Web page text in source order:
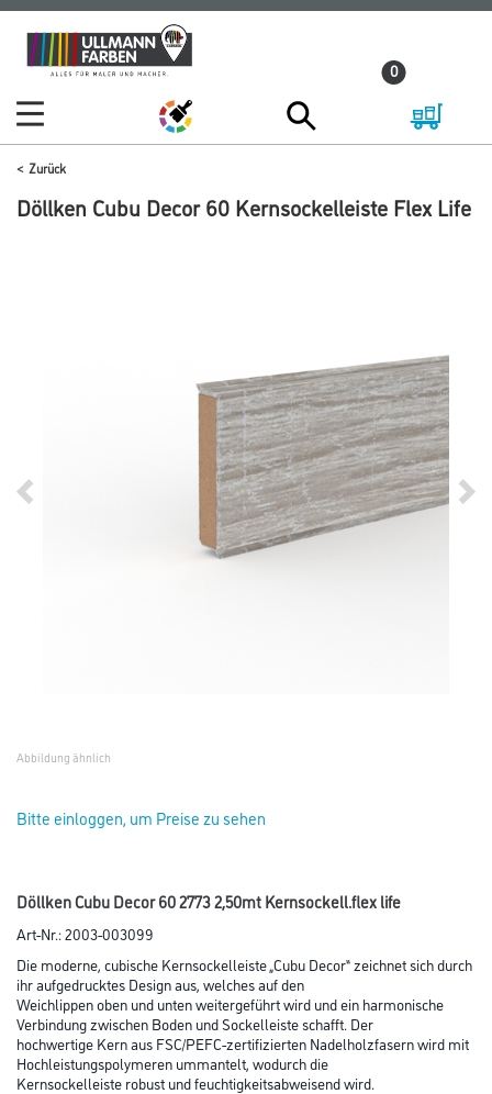
Zum
Inhalt
Zum
Navigationsmenü
0
Zurück
Döllken Cubu Decor 60 Kernsockelleiste Flex Life
Abbildung ähnlich
Bitte einloggen, um Preise zu sehen
Döllken Cubu Decor 60 2773 2,50mt Kernsockell.flex life
Art-Nr.:2003-003099
Die moderne, cubische Kernsockelleiste „Cubu Decor“ zeichnet sich durch
ihr aufgedrucktes Design aus, welches auf den
Weichlippen oben und unten weitergeführt wird und ein harmonische
Verbindung zwischen Boden und Sockelleiste schafft. Der
hochwertige Kern aus FSC/PEFC-zertifizierten Nadelholzfasern wird mit
Hochleistungspolymeren ummantelt, wodurch die
Kernsockelleiste robust und feuchtigkeitsabweisend wird.